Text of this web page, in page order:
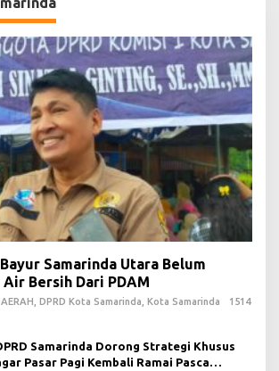
Samarinda Utara Belum
Bersih Dari PDAM
DPRD Kota Samarinda, Kota Samarinda
1514
Samarinda Dorong Strategi Khusus
Pasar Pagi Kembali Ramai Pasca